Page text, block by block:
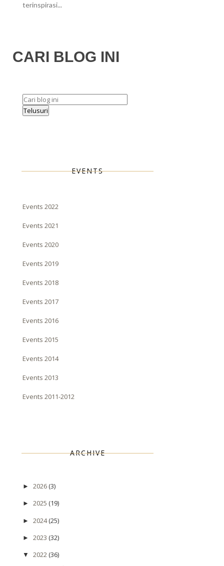
terinspirasi...
CARI BLOG INI
EVENTS
Events 2022
Events 2021
Events 2020
Events 2019
Events 2018
Events 2017
Events 2016
Events 2015
Events 2014
Events 2013
Events 2011-2012
ARCHIVE
► 2026(3)
► 2025 (19)
► 2024(25)
► 2023 (32)
▼ 2022(36)